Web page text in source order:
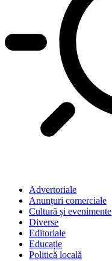
Advertoriale
Anunțuri comerciale
Cultură și evenimente
Diverse
Editoriale
Educație
Politică locală